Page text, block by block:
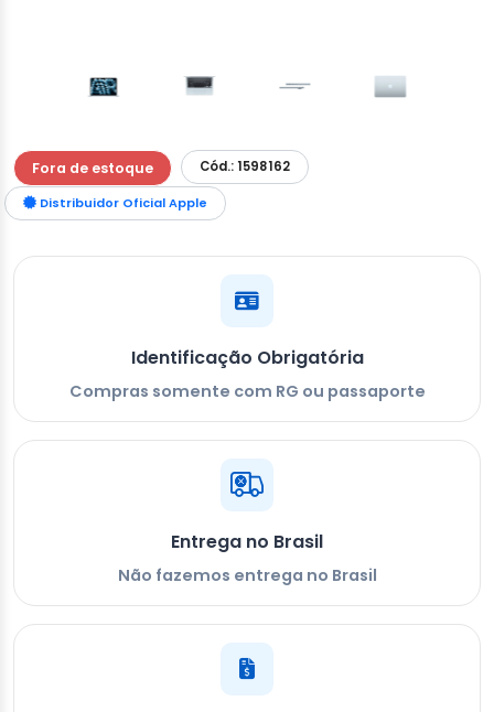
Fora de estoque Cód.: 1598162
Distribuidor Oficial Apple
Identificação Obrigatória
Compras somente com RG ou passaporte
Entrega no Brasil
Não fazemos entrega no Brasil